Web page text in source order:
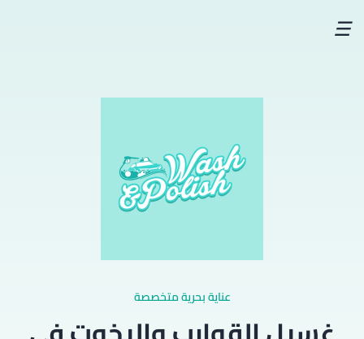
☰
عناية بحرية متخصصة